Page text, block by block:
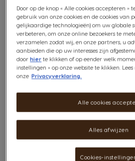
tonen van kers, appel en
verfrissend, het kan zowel warm
gedronken voor een elegante
Bekijk ingrediënten
Niet op voorraad
Breng Mij Op De
De Special T-
NESCAFÉ Dolce Gusto
Gratis verzending vanaf €25.
Door op de knop « Alle cookies accepteren »
gebruik van onze cookies en de cookies van
gelijkaardige technologieën) om uw globale
verbeteren, om onze online bezoekers te
verzamelen zodat wij, en onze partners, u
aanbieden die op uw interesses zijn
doorhier te klikken of op eender welk
instellingen » op onze website te klikken.
onze Privacyverklaring.
Alles afwijzen
Alle cookies
Cookies-